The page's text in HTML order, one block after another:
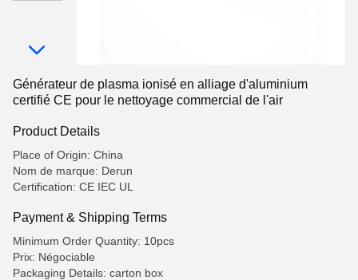
Générateur de plasma ionisé en alliage d'aluminium
certifié CE pour le nettoyage commercial de l'air
Product Details
Place of Origin: China
Nom de marque: Derun
Certification: CE IEC UL
Payment & Shipping Terms
Minimum Order Quantity: 10pcs
Prix: Négociable
Packaging Details: carton box